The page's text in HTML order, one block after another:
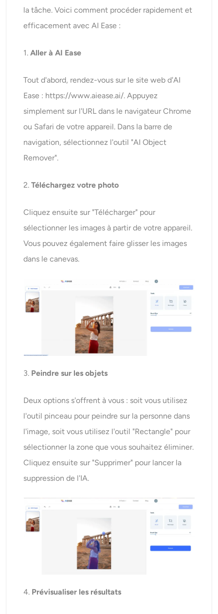
la tâche. Voici comment procéder rapidement et
efficacement avec AI Ease :
1.Aller à AI Ease
Tout d'abord, rendez-vous sur le site web d'AI
Ease : https://www.aiease.ai/. Appuyez
simplement sur l'URL dans le navigateur Chrome
ou Safari de votre appareil. Dans la barre de
navigation, sélectionnez l'outil "AI Object
Remover".
2.Téléchargez votre photo
Cliquez ensuite sur "Télécharger" pour
sélectionner les images à partir de votre appareil.
Vous pouvez également faire glisser les images
dans le canevas.
3. Peindre sur les objets
Deux options s'offrent à vous : soit vous utilisez
l'outil pinceau pour peindre sur la personne dans
l'image, soit vous utilisez l'outil "Rectangle" pour
sélectionner la zone que vous souhaitez éliminer.
Cliquez ensuite sur "Supprimer" pour lancer la
suppression de l'IA.
4. Prévisualiser les résultats